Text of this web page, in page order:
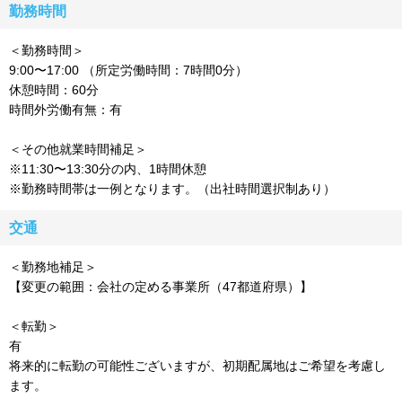
勤務時間
＜勤務時間＞
9:00〜17:00 （所定労働時間：7時間0分）
休憩時間：60分
時間外労働有無：有
＜その他就業時間補足＞
※11:30〜13:30分の内、1時間休憩
※勤務時間帯は一例となります。（出社時間選択制あり）
交通
＜勤務地補足＞
【変更の範囲：会社の定める事業所（47都道府県）】
＜転勤＞
有
将来的に転勤の可能性ございますが、初期配属地はご希望を考慮し
ます。